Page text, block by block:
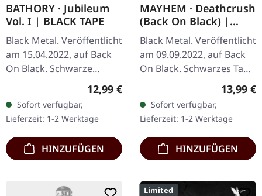
BATHORY · Jubileum
Vol. I | BLACK TAPE
Black Metal. Veröffentlicht
am 15.04.2022, auf Back
On Black. Schwarze
Musik-Kassette. "Jubileum
monumentale
Zusammenstellung da,…
Regulärer Preis:
12,99 €
Sofort verfügbar,
Lieferzeit: 1-2 Werktage
HINZUFÜGEN
MAYHEM · Deathcrush
(Back On Black) |
BLACK TAPE
Black Metal. Veröffentlicht
am 09.09.2022, auf Back
On Black. Schwarzes Tape
mit roter 4-seitiger J-Card.
veröffentlicht am 16.
August…
13,99 €
Sofort verfügbar,
Lieferzeit: 1-2 Werktage
HINZUFÜGEN
Limited